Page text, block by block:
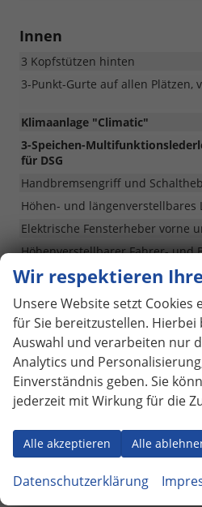
Innen
3 Kopfstützen hinten
3-Punkt-Gurte auf allen Plätzen,
Klimaanlage "Climatic"
3-Speichen-
für DSG
Handbremsengriff und
Höhen- und längenverstellbares
Elektrische Fensterheber vorne
Höhenverstellbarer Fahrer- und
Ablagefächer an der Rückseite
Mittelarmlehne mit Staufach
Innenbeleuchtung vorne und
und Abschaltverzögerung
2 Leselampen vorne und und 2
Make-up-Spiegel beleuchtet in
Stauraum in den vorderen und
Gepäckraumabdeckung und
Wir respektieren
Unsere Website setzt Cookies
für Sie bereitzustellen.
Auswahl und verarbeiten nur
Analytics und
Einverständnis geben. Sie
jederzeit mit Wirkung für die
Alle akzeptieren Alle
Datenschutzerklärung